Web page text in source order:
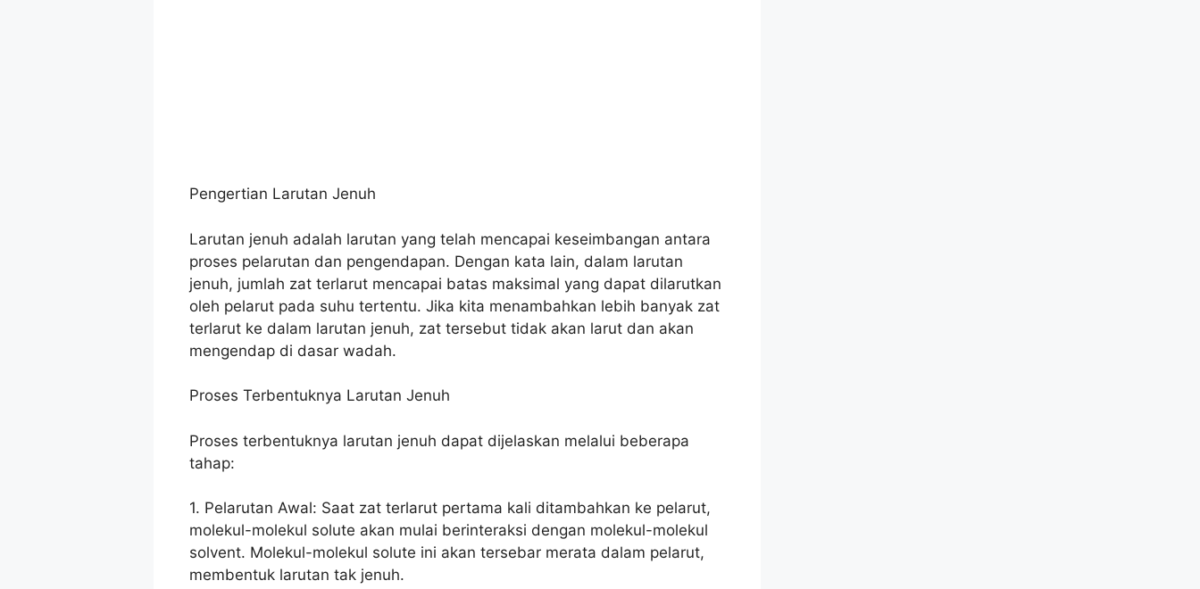
Pengertian Larutan Jenuh
Larutan jenuh adalah larutan yang telah mencapai keseimbangan antara
proses pelarutan dan pengendapan. Dengan kata lain, dalam larutan
jenuh, jumlah zat terlarut mencapai batas maksimal yang dapat dilarutkan
oleh pelarut pada suhu tertentu. Jika kita menambahkan lebih banyak zat
terlarut ke dalam larutan jenuh, zat tersebut tidak akan larut dan akan
mengendap di dasar wadah.
Proses Terbentuknya Larutan Jenuh
Proses terbentuknya larutan jenuh dapat dijelaskan melalui beberapa
tahap:
1. Pelarutan Awal: Saat zat terlarut pertama kali ditambahkan ke pelarut,
molekul-molekul solute akan mulai berinteraksi dengan molekul-molekul
solvent. Molekul-molekul solute ini akan tersebar merata dalam pelarut,
membentuk larutan tak jenuh.